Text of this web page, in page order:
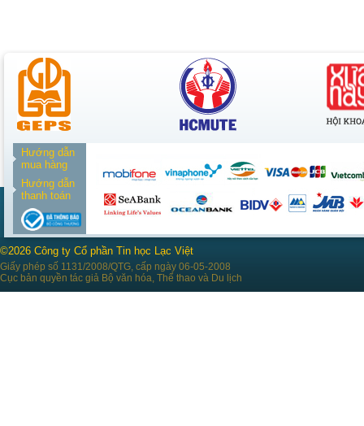
Hướng dẫn
mua hàng
Hướng dẫn
thanh toán
©2026 Công ty Cổ phần Tin học Lạc Việt
Giấy phép số 1131/2008/QTG, cấp ngày 06-05-2008
Cục bản quyền tác giả Bộ văn hóa, Thể thao và Du lịch